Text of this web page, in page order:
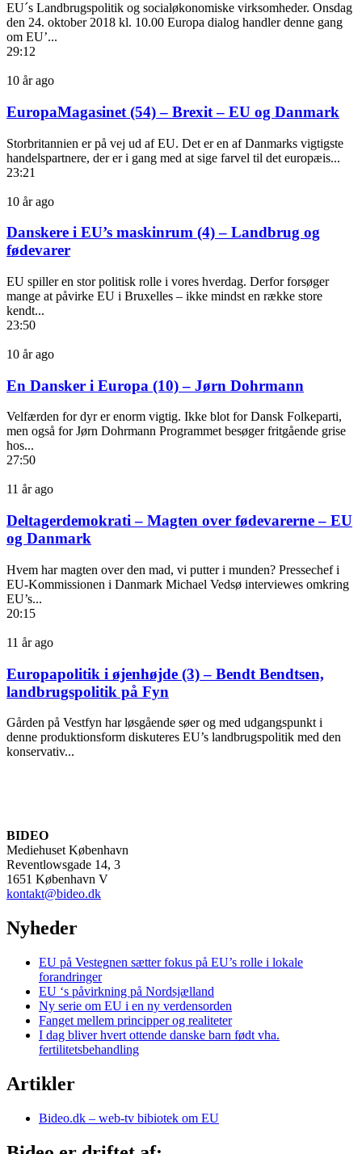
EU´s Landbrugspolitik og socialøkonomiske virksomheder. Onsdag
den 24. oktober 2018 kl. 10.00 Europa dialog handler denne gang
om EU’...
29:12
10 år ago
EuropaMagasinet (54) – Brexit – EU og Danmark
Storbritannien er på vej ud af EU. Det er en af Danmarks vigtigste
handelspartnere, der er i gang med at sige farvel til det europæis...
23:21
10 år ago
Danskere i EU’s maskinrum (4) – Landbrug og
fødevarer
EU spiller en stor politisk rolle i vores hverdag. Derfor forsøger
mange at påvirke EU i Bruxelles – ikke mindst en række store
kendt...
23:50
10 år ago
En Dansker i Europa (10) – Jørn Dohrmann
Velfærden for dyr er enorm vigtig. Ikke blot for Dansk Folkeparti,
men også for Jørn Dohrmann Programmet besøger fritgående grise
hos...
27:50
11 år ago
Deltagerdemokrati – Magten over fødevarerne – EU
og Danmark
Hvem har magten over den mad, vi putter i munden? Pressechef i
EU-Kommissionen i Danmark Michael Vedsø interviewes omkring
EU’s...
20:15
11 år ago
Europapolitik i øjenhøjde (3) – Bendt Bendtsen,
landbrugspolitik på Fyn
Gården på Vestfyn har løsgående søer og med udgangspunkt i
denne produktionsform diskuteres EU’s landbrugspolitik med den
konservativ...
BIDEO
Mediehuset København
Reventlowsgade 14, 3
1651 København V
kontakt@bideo.dk
Nyheder
EU på Vestegnen sætter fokus på EU’s rolle i lokale
forandringer
EU ‘s påvirkning på Nordsjælland
Ny serie om EU i en ny verdensorden
Fanget mellem principper og realiteter
I dag bliver hvert ottende danske barn født vha.
fertilitetsbehandling
Artikler
Bideo.dk – web-tv bibiotek om EU